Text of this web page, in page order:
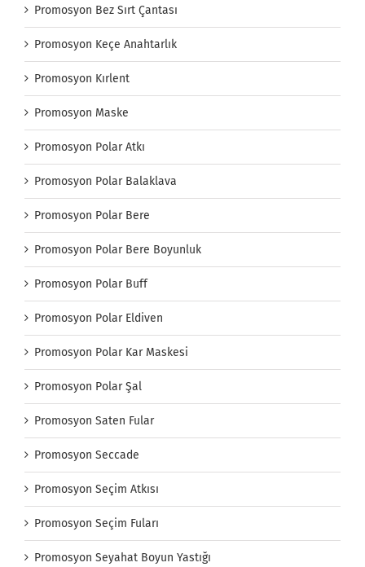
Promosyon Bez Sırt Çantası
Promosyon Keçe Anahtarlık
Promosyon Kırlent
Promosyon Maske
Promosyon Polar Atkı
Promosyon Polar Balaklava
Promosyon Polar Bere
Promosyon Polar Bere Boyunluk
Promosyon Polar Buff
Promosyon Polar Eldiven
Promosyon Polar Kar Maskesi
Promosyon Polar Şal
Promosyon Saten Fular
Promosyon Seccade
Promosyon Seçim Atkısı
Promosyon Seçim Fuları
Promosyon Seyahat Boyun Yastığı